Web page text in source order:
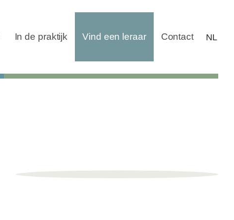
In de praktijk Vind een leraar Contact NL